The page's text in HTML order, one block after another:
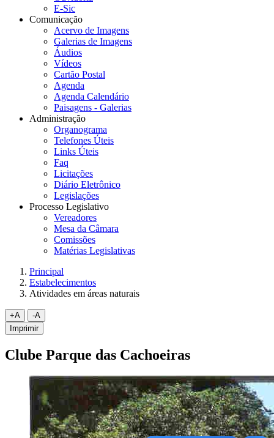
E-Sic
Comunicação
Acervo de Imagens
Galerias de Imagens
Áudios
Vídeos
Cartão Postal
Agenda
Agenda Calendário
Paisagens - Galerias
Administração
Organograma
Telefones Úteis
Links Úteis
Faq
Licitações
Diário Eletrônico
Legislações
Processo Legislativo
Vereadores
Mesa da Câmara
Comissões
Matérias Legislativas
Principal
Estabelecimentos
Atividades em áreas naturais
Imprimir
Clube Parque das Cachoeiras